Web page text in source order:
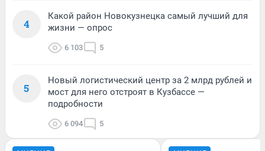
4
Какой район Новокузнецка самый лучший для
жизни — опрос
6 103 5
5
Новый логистический центр за 2 млрд рублей и
мост для него отстроят в Кузбассе —
подробности
6 094 5